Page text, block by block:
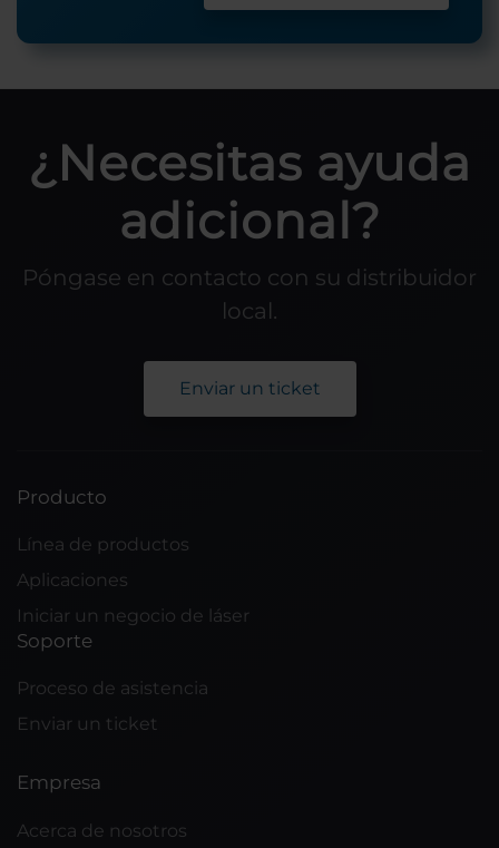
¿Necesitas ayuda
adicional?
Póngase en contacto con su distribuidor
local.
Enviar un ticket
Producto
Línea de productos
Aplicaciones
Iniciar un negocio de láser
Soporte
Proceso de asistencia
Enviar un ticket
Empresa
Acerca de nosotros